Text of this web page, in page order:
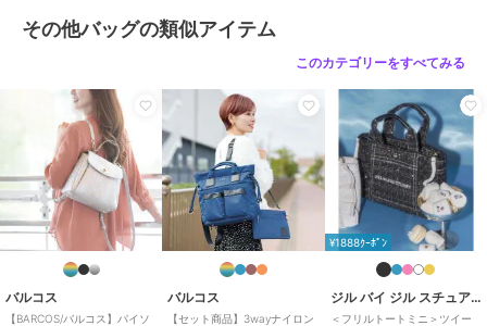
その他バッグの類似アイテム
このカテゴリーをすべてみる
バルコス
【BARCOS/バルコス】パイソ
バルコス
【セット商品】3wayナイロン
¥1888ｸｰﾎﾟﾝ
ジル バイ ジル スチュアート
＜フリルトートミニ＞ツイー